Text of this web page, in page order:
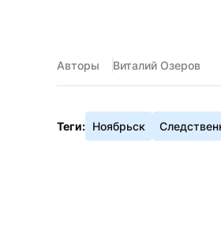
Авторы Виталий Озеров
Теги: Ноябрьск